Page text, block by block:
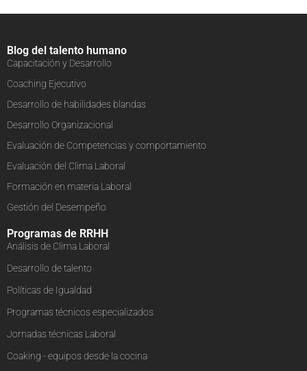
Blog del talento humano
Capacitación y Desarrollo
Coaching Ejecutivo
Desarrollo de habilidades blandas
Desarrollo Organizacional
Evaluación de Competencias y comportamiento
Evaluación del Clima Laboral
Formación en materia Laboral
Gestión del Desempeño
Programas de RRHH
Análisis de Clima Laboral
Desarrollo de talento
Políticas de Igualdad
Programas técnicos especializados
Jornadas técnicas Laboral
Coaking - equipos desde la cocina